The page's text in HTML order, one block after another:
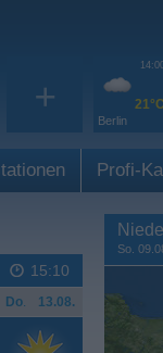
+ 21°C
Berlin
Profi-
15:10
Do. 13.08.
So.